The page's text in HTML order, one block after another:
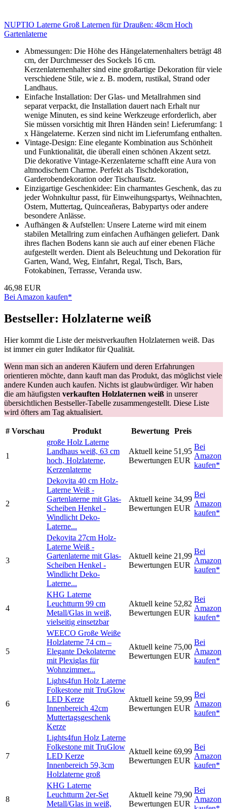
NUPTIO Laterne Groß Laternen für Draußen: 48cm Hoch
Gartenlaterne
Abmessungen: Die Höhe des Hängelaternenhalters beträgt 48
cm, der Durchmesser des Sockels 16 cm.
Kerzenlaternenhalter sind eine großartige Dekoration für viele
verschiedene Stile, wie z. B. modern, rustikal, Strand oder
Landhaus.
Einfache Installation: Der Glas- und Metallrahmen sind
separat verpackt, die Installation dauert nach Erhalt nur
wenige Minuten, es sind keine Werkzeuge erforderlich, aber
Sie müssen vorsichtig mit Ihren Händen sein! Lieferumfang: 1
x Hängelaterne. Kerzen sind nicht im Lieferumfang enthalten.
Vintage-Design: Eine elegante Kombination aus Schönheit
und Funktionalität, die überall einen schönen Akzent setzt.
Die dekorative Vintage-Kerzenlaterne schafft eine Aura von
altmodischem Charme. Perfekt als Tischdekoration,
Garderobendekoration oder Tischaufsatz.
Einzigartige Geschenkidee: Ein charmantes Geschenk, das zu
jeder Wohnkultur passt, für Einweihungspartys, Weihnachten,
Ostern, Muttertag, Quinceañeras, Babypartys oder andere
besondere Anlässe.
Aufhängen & Aufstellen: Unsere Laterne wird mit einem
stabilen Metallring zum einfachen Aufhängen geliefert. Dank
ihres flachen Bodens kann sie auch auf einer ebenen Fläche
aufgestellt werden. Dient als Beleuchtung und Dekoration für
Garten, Wand, Weg, Einfahrt, Regal, Tisch, Bars,
Fotokabinen, Terrasse, Veranda usw.
46,98 EUR
Bei Amazon kaufen*
Bestseller: Holzlaterne weiß
Hier kommt die Liste der meistverkauften Holzlaternen weiß. Das
ist immer ein guter Indikator für Qualität.
Wenn man sich an anderen Käufern und deren Erfahrungen
orientieren möchte, dann kauft man das Produkt, das möglichst viele
andere Kunden auch kaufen. Nichts ist glaubwürdiger. Wir haben
die am häufigsten verkauften Holzlaternen weiß in unserer
übersichtlichen Bestseller-Tabelle zusammengestellt. Diese Liste
wird öfters am Tag aktualisiert.
# Vorschau Produkt Bewertung Preis
1
große Holz Laterne
Landhaus weiß, 63 cm
hoch, Holzlaterne,
Kerzenlaterne
Aktuell keine
Bewertungen
51,95
EUR
Bei
Amazon
kaufen*
2
Dekovita 40 cm Holz-
Laterne Weiß -
Gartenlaterne mit Glas-
Scheiben Henkel -
Windlicht Deko-
Laterne...
Aktuell keine
Bewertungen
34,99
EUR
Bei
Amazon
kaufen*
3
Dekovita 27cm Holz-
Laterne Weiß -
Gartenlaterne mit Glas-
Scheiben Henkel -
Windlicht Deko-
Laterne...
Aktuell keine
Bewertungen
21,99
EUR
Bei
Amazon
kaufen*
4
KHG Laterne
Leuchtturm 99 cm
Metall/Glas in weiß,
vielseitig einsetzbar
Aktuell keine
Bewertungen
52,82
EUR
Bei
Amazon
kaufen*
5
WEECO Große Weiße
Holzlaterne 74 cm –
Elegante Dekolaterne
mit Plexiglas für
Wohnzimmer...
Aktuell keine
Bewertungen
75,00
EUR
Bei
Amazon
kaufen*
6
Lights4fun Holz Laterne
Folkestone mit TruGlow
LED Kerze
Innenbereich 42cm
Muttertagsgeschenk
Kerze
Aktuell keine
Bewertungen
59,99
EUR
Bei
Amazon
kaufen*
7
Lights4fun Holz Laterne
Folkestone mit TruGlow
LED Kerze
Innenbereich 59,3cm
Holzlaterne groß
Aktuell keine
Bewertungen
69,99
EUR
Bei
Amazon
kaufen*
8
KHG Laterne
Leuchtturm 2er-Set
Metall/Glas in weiß,
Aktuell keine
Bewertungen
79,90
EUR
Bei
Amazon